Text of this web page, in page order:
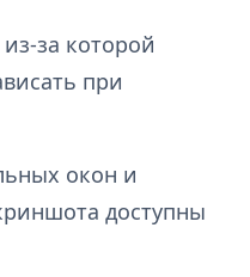
за которой
при
окон и
доступны